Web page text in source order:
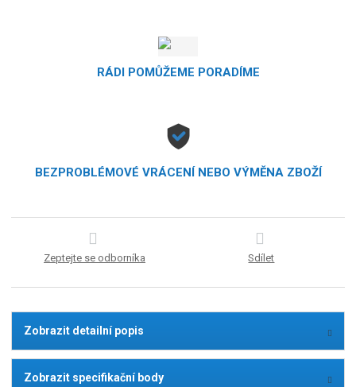
RÁDI POMŮŽEME PORADÍME
BEZPROBLÉMOVÉ VRÁCENÍ NEBO VÝMĚNA ZBOŽÍ
Zeptejte se odborníka Sdílet
Zobrazit detailní popis
Zobrazit specifikační body